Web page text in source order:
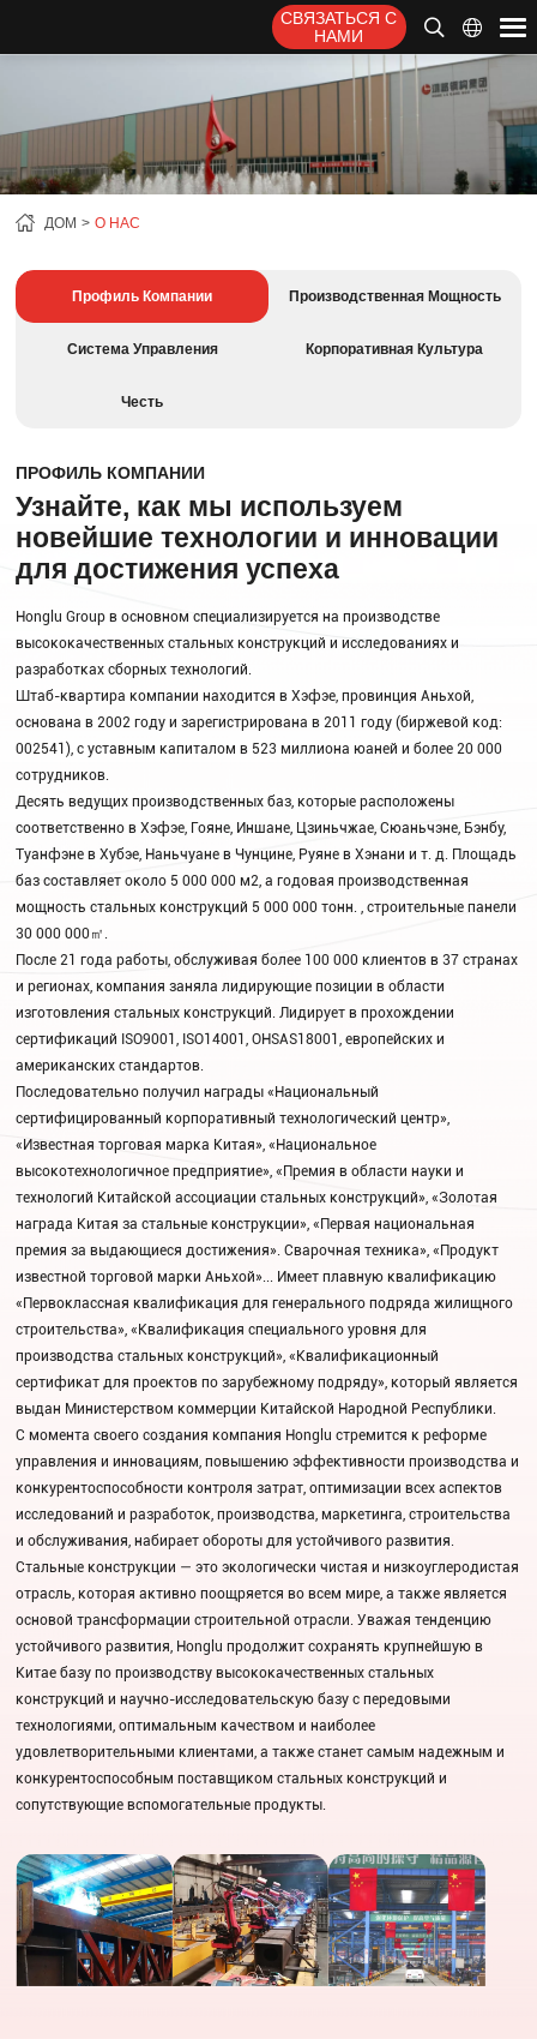
СВЯЗАТЬСЯ С
НАМИ
ДОМ О НАС
Профиль Компании Производственная Мощность
Система Управления Корпоративная Культура
Честь
ПРОФИЛЬ КОМПАНИИ
Узнайте, как мы используем
новейшие технологии и инновации
для достижения успеха
Honglu Group в основном специализируется на производстве
высококачественных стальных конструкций и исследованиях и
разработках сборных технологий.
Штаб-квартира компании находится в Хэфэе, провинция Аньхой,
основана в 2002 году и зарегистрирована в 2011 году (биржевой код:
002541), с уставным капиталом в 523 миллиона юаней и более 20 000
сотрудников.
Десять ведущих производственных баз, которые расположены
соответственно в Хэфэе, Гояне, Иншане, Цзиньчжае, Сюаньчэне, Бэнбу,
Туанфэне в Хубэе, Наньчуане в Чунцине, Руяне в Хэнани и т. д. Площадь
баз составляет около 5 000 000 м2, а годовая производственная
мощность стальных конструкций 5 000 000 тонн. , строительные панели
30 000 000㎡.
После 21 года работы, обслуживая более 100 000 клиентов в 37 странах
и регионах, компания заняла лидирующие позиции в области
изготовления стальных конструкций. Лидирует в прохождении
сертификаций ISO9001, ISO14001, OHSAS18001, европейских и
американских стандартов.
Последовательно получил награды «Национальный
сертифицированный корпоративный технологический центр»,
«Известная торговая марка Китая», «Национальное
высокотехнологичное предприятие», «Премия в области науки и
технологий Китайской ассоциации стальных конструкций», «Золотая
награда Китая за стальные конструкции», «Первая национальная
премия за выдающиеся достижения». Сварочная техника», «Продукт
известной торговой марки Аньхой»... Имеет плавную квалификацию
«Первоклассная квалификация для генерального подряда жилищного
строительства», «Квалификация специального уровня для
производства стальных конструкций», «Квалификационный
сертификат для проектов по зарубежному подряду», который является
выдан Министерством коммерции Китайской Народной Республики.
С момента своего создания компания Honglu стремится к реформе
управления и инновациям, повышению эффективности производства и
конкурентоспособности контроля затрат, оптимизации всех аспектов
исследований и разработок, производства, маркетинга, строительства
и обслуживания, набирает обороты для устойчивого развития.
Стальные конструкции — это экологически чистая и низкоуглеродистая
отрасль, которая активно поощряется во всем мире, а также является
основой трансформации строительной отрасли. Уважая тенденцию
устойчивого развития, Honglu продолжит сохранять крупнейшую в
Китае базу по производству высококачественных стальных
конструкций и научно-исследовательскую базу с передовыми
технологиями, оптимальным качеством и наиболее
удовлетворительными клиентами, а также станет самым надежным и
конкурентоспособным поставщиком стальных конструкций и
сопутствующие вспомогательные продукты.